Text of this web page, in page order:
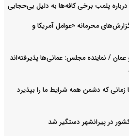
پلمب برخی کافه‌ها به دلیل بی‌حجابی
محرمانه «عوامل آمریکا و
عمان / نماینده مجلس: عمانی‌ها پذیرفته‌اند
زمانی که دشمن همه شرایط ما را بپذیرد
در پیرانشهر دستگیر شد